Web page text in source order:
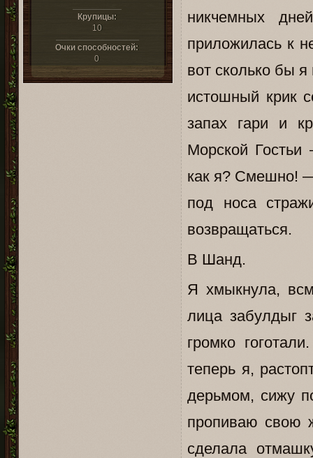
Крупицы:
10
Очки способностей:
0
никчемных
приложилась к
вот сколько бы
истошный крик
запах гари и
Морской Гостьи
как я? Смешно! —
под носа
возвращаться.
В Шанд.
Я хмыкнула,
лица забулдыг
громко
теперь я,
дерьмом, сижу
пропиваю свою
сделала